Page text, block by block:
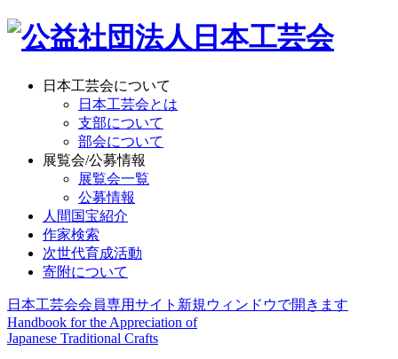
日本工芸会について
日本工芸会とは
支部について
部会について
展覧会/公募情報
展覧会一覧
公募情報
人間国宝紹介
作家検索
次世代育成活動
寄附について
日本工芸会会員専用サイト 新規ウィンドウで開きます
Handbook for the Appreciation of
Japanese Traditional Crafts